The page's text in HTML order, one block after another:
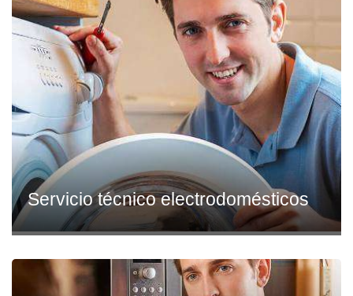
Servicio técnico electrodomésticos